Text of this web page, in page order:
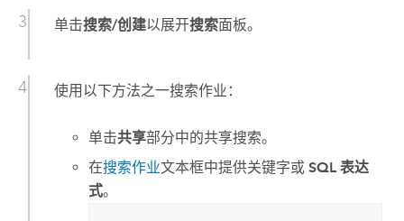
单击搜索/创建以展开搜索面板。
使用以下方法之一搜索作业：
单击共享部分中的共享搜索。
在搜索作业文本框中提供关键字或SQL 表达
式。